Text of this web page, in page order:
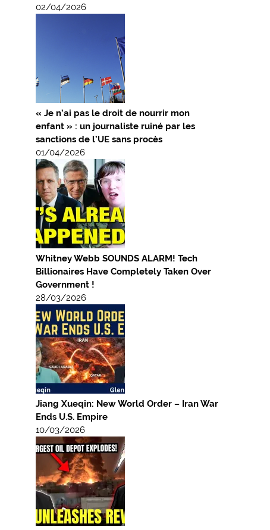
02/04/2026
« Je n’ai pas le droit de nourrir mon
enfant » : un journaliste ruiné par les
sanctions de l’UE sans procès
01/04/2026
Whitney Webb SOUNDS ALARM! Tech
Billionaires Have Completely Taken Over
Government !
28/03/2026
Jiang Xueqin: New World Order – Iran War
Ends U.S. Empire
10/03/2026